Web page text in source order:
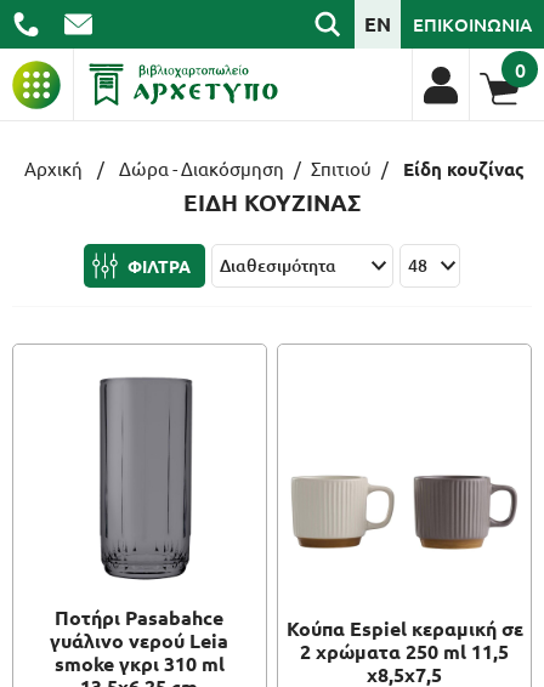
ΒΙΒΛΙΑ
ΣΧΟΛΙΚΑ
ΕΙΔΗ ΓΡΑΦΕΙΟΥ
ΕΠΑΓΓΕΛΜΑΤΙΚΑ
ΔΩΡΑ - ΔΙΑΚΟΣΜΗΣΗ
ΚΑΛΛΙΤΕΧΝΙΚΑ
EN ΕΠΙΚΟΙΝΩΝΙΑ
0
Αρχική / Δώρα - Διακόσμηση / Σπιτιού / Είδη κουζίνας
ΕΙΔΗ ΚΟΥΖΙΝΑΣ
ΦΙΛΤΡΑ
Ποτήρι Pasabahce
γυάλινο νερού Leia
smoke γκρι 310 ml
Κούπα Espiel κεραμική σε
2 χρώματα 250 ml 11,5
x8,5x7,5